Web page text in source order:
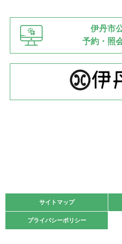
2022.06.12
県知事杯争奪バレーボール大会が
緑ケ丘体育館
2022.05.05
体育協会長杯 バドミントン競
2022.05.22
緑ケ丘体育館
2021.10.23
卓球選手権大会ラージボールの
伊丹市
予約・照
サイトマップ
プライバシーポリシー
サイトマップ
プライバシーポリシー